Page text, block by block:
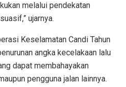
melalui pendekatan
ujarnya.
Keselamatan Candi Tahun
angka kecelakaan lalu
dapat membahayakan
pengguna jalan lainnya.